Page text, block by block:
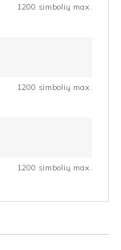
1200 simbolių max.
1200 simbolių max.
1200 simbolių max.